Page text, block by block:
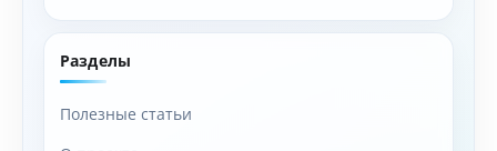
Разделы
Полезные статьи